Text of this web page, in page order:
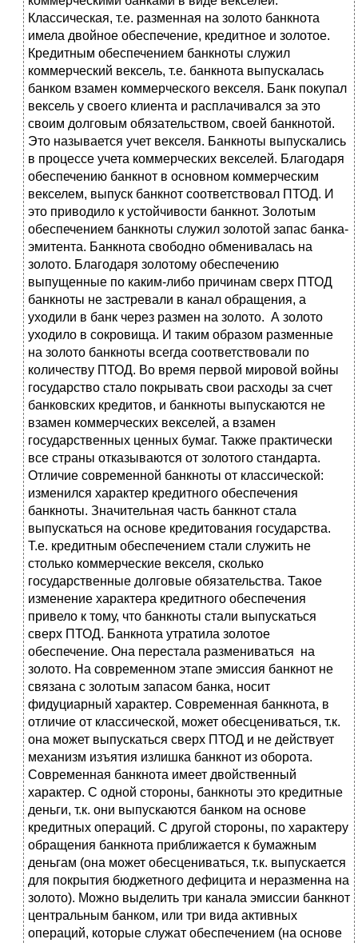
Классическая, т.е. разменная на золото банкнота
имела двойное обеспечение, кредитное и золотое.
Кредитным обеспечением банкноты служил
коммерческий вексель, т.е. банкнота выпускалась
банком взамен коммерческого векселя. Банк покупал
вексель у своего клиента и расплачивался за это
своим долговым обязательством, своей банкнотой.
Это называется учет векселя. Банкноты выпускались
в процессе учета коммерческих векселей. Благодаря
обеспечению банкнот в основном коммерческим
векселем, выпуск банкнот соответствовал ПТОД. И
это приводило к устойчивости банкнот. Золотым
обеспечением банкноты служил золотой запас банка-
эмитента. Банкнота свободно обменивалась на
золото. Благодаря золотому обеспечению
выпущенные по каким-либо причинам сверх ПТОД
банкноты не застревали в канал обращения, а
уходили в банк через размен на золото. А золото
уходило в сокровища. И таким образом разменные
на золото банкноты всегда соответствовали по
количеству ПТОД. Во время первой мировой войны
государство стало покрывать свои расходы за счет
банковских кредитов, и банкноты выпускаются не
взамен коммерческих векселей, а взамен
государственных ценных бумаг. Также практически
все страны отказываются от золотого стандарта.
Отличие современной банкноты от классической:
изменился характер кредитного обеспечения
банкноты. Значительная часть банкнот стала
выпускаться на основе кредитования государства.
Т.е. кредитным обеспечением стали служить не
столько коммерческие векселя, сколько
государственные долговые обязательства. Такое
изменение характера кредитного обеспечения
привело к тому, что банкноты стали выпускаться
сверх ПТОД. Банкнота утратила золотое
обеспечение. Она перестала размениваться на
золото. На современном этапе эмиссия банкнот не
связана с золотым запасом банка, носит
фидуциарный характер. Современная банкнота, в
отличие от классической, может обесцениваться, т.к.
она может выпускаться сверх ПТОД и не действует
механизм изъятия излишка банкнот из оборота.
Современная банкнота имеет двойственный
характер. С одной стороны, банкноты это кредитные
деньги, т.к. они выпускаются банком на основе
кредитных операций. С другой стороны, по характеру
обращения банкнота приближается к бумажным
деньгам (она может обесцениваться, т.к. выпускается
для покрытия бюджетного дефицита и неразменна на
золото). Можно выделить три канала эмиссии банкнот
центральным банком, или три вида активных
операций, которые служат обеспечением (на основе